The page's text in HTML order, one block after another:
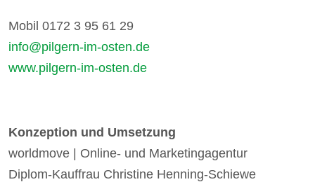
Mobil 0172 3 95 61 29
info@pilgern-im-osten.de
www.pilgern-im-osten.de
Konzeption und Umsetzung
worldmove | Online- und Marketingagentur
Diplom-Kauffrau Christine Henning-Schiewe